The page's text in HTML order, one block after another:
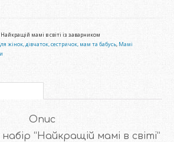
мамі в світі із заварником
жінок, дівчаток, сестричок, мам та бабусь, Мамі
Опис
“Найкращій мамі в світі”